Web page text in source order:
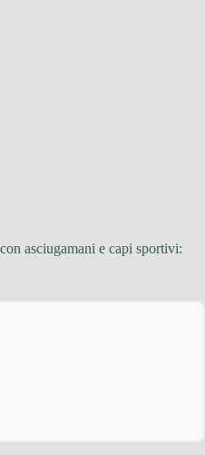
asciugamani e capi sportivi: